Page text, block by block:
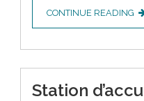
CONTINUE READING
Station